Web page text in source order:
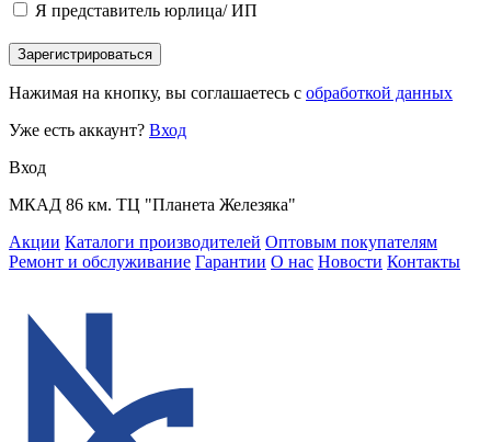
Я представитель юрлица/ ИП
Зарегистрироваться
Нажимая на кнопку, вы соглашаетесь с обработкой данных
Уже есть аккаунт? Вход
Вход
МКАД 86 км. ТЦ "Планета Железяка"
Акции Каталоги производителей Оптовым покупателям
Ремонт и обслуживание Гарантии О нас Новости Контакты